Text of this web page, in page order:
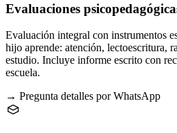
Evaluaciones
Evaluación integral con instrumentos
hijo aprende: atención, lectoescritura,
estudio. Incluye informe escrito con
escuela.
→ Pregunta detalles por WhatsApp